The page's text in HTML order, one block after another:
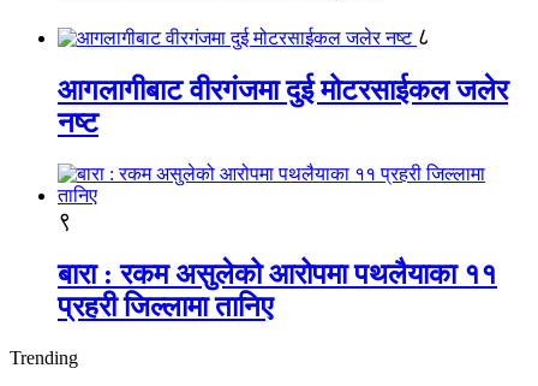
८
आगलागीबाट वीरगंजमा दुई मोटरसाईकल जलेर
नष्ट
९
बारा : रकम असुलेको आरोपमा पथलैयाका ११
प्रहरी जिल्लामा तानिए
Trending